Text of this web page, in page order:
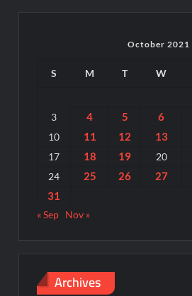
October 2021
S M T W
3 4 5 6
10 11 12 13
17 18 19 20
24 25 26 27
31
« Sep Nov »
Archives